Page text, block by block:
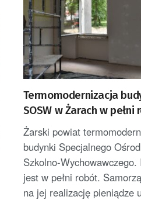
Termomodernizacja
SOSW w Żarach w pełni
Żarski powiat
budynki Specjalnego
Szkolno-Wychowawczego.
jest w pełni robót.
na jej realizację pieniądze